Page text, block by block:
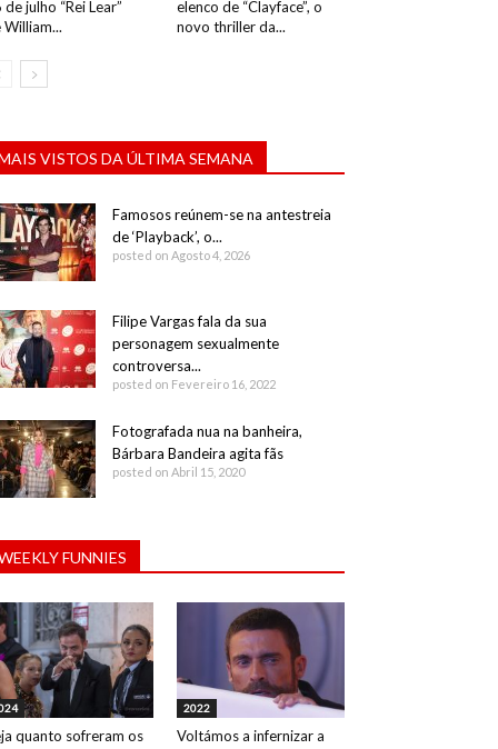
de julho “Rei Lear”
William...
elenco de “Clayface”, o
novo thriller da...
VISTOS DA ÚLTIMA SEMANA
Famosos reúnem-se na antestreia
de ‘Playback’, o...
posted on Agosto 4, 2026
Filipe Vargas fala da sua
personagem sexualmente
controversa...
posted on Fevereiro 16, 2022
Fotografada nua na banheira,
Bárbara Bandeira agita fãs
posted on Abril 15, 2020
FUNNIES
quanto sofreram os
2022
Voltámos a infernizar a